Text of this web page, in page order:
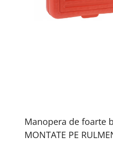
Manopera de foarte
MONTATE PE